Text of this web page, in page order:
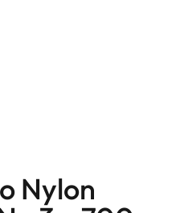
Nylon